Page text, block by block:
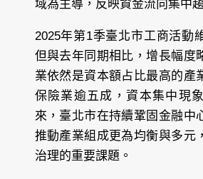
域為主導，反映資金流向集中
2025年第1季臺北市工商活動
但與去年同期相比，增長幅度
業依然是資本額占比最高的產
保險業逾五成，資本集中現
來，臺北市在持續鞏固金融中
推動產業組成更為均衡與多元
治理的重要課題。